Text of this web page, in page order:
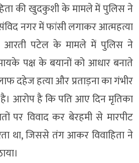
की खुदकुशी के मामले में पुलिस ने
नगर में फांसी लगाकर आत्महत्या
आरती पटेल के मामले में पुलिस ने
पक्ष के बयानों को आधार बनाते
दहेज हत्या और प्रताड़ना का गंभीर
आरोप है कि पति आए दिन मृतिका
पर विवाद कर बेरहमी से मारपीट
था, जिससे तंग आकर विवाहिता ने